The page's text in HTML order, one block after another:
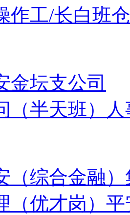
作工/长白班
金坛支公司
（半天班）
（综合金融）
（优才岗） 平